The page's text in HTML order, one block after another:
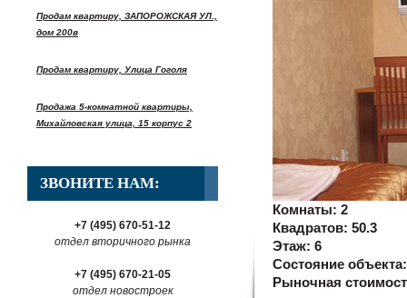
Продам квартиру, ЗАПОРОЖСКАЯ УЛ.,
дом 200в
Продам квартиру, Улица Гоголя
Продажа 5-комнатной квартиры,
Михайловская улица, 15 корпус 2
ЗВОНИТЕ НАМ:
+7 (495) 670-51-12
отдел вторичного рынка
+7 (495) 670-21-05
отдел новостроек
Комнаты: 2
Квадратов: 50.3
Этаж: 6
Состояние
Рыночная